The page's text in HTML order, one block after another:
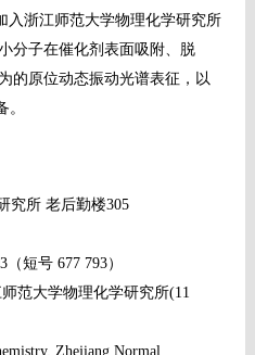
入浙江师范大学物理化学研究所
分子在催化剂表面吸附、脱
的原位动态振动光谱表征，以
究所 老后勤楼305
（短号677 793）
范大学物理化学研究所(11
Zhejiang Normal